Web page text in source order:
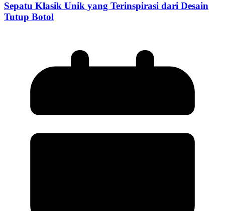
Sepatu Klasik Unik yang Terinspirasi dari Desain
Tutup Botol